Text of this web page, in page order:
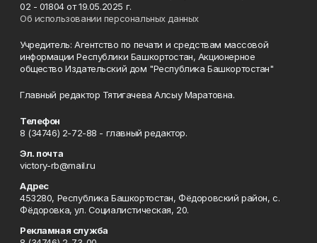
02 - 01804 от 19.05.2025 г.
Об использовании персональных данных
Учредитель: Агентство по печати и средствам массовой
информации Республики Башкортостан, Акционерное
общество Издательский дом "Республика Башкортостан"
Главный редактор Тятигачева Алсыу Маратовна.
Телефон
8 (34746) 2-72-88 - главный редактор.
Эл. почта
victory-rb@mail.ru
Адрес
453280, Республика Башкортостан, Фёдоровский район, с.
Фёдоровка, ул. Социалистическая, 20.
Рекламная служба